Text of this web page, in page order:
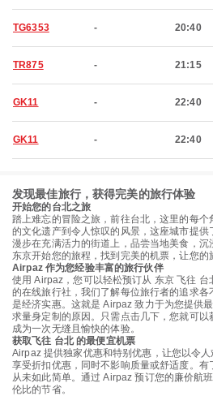
TG6353 - 20:40
TR875 - 21:15
GK11 - 22:40
GK11 - 22:40
发现最佳旅行，获得完美的旅行体验
开始您的台北之旅
踏上难忘的冒险之旅，前往台北，这里的每
的文化遗产到令人惊叹的风景，这座城市提
漫步在充满活力的街道上，品尝当地美食，
东京开始您的旅程，找到完美的机票，让您的
Airpaz 作为您经验丰富的旅行伙伴
使用 Airpaz，您可以轻松预订从 东京 飞往
的在线旅行社，我们了解每位旅行者的追求
是经济实惠。这就是 Airpaz 致力于为您提供
求量身定制的原因。只需点击几下，您就可以
成为一次无缝且愉快的体验。
获取飞往 台北 的最便宜机票
Airpaz 提供独家优惠和特别优惠，让您以令人
享受折扣优惠，同时不影响质量或舒适度。
从未如此简单。通过 Airpaz 预订您的廉价航
伦比的节省。